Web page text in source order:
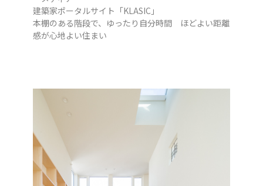
建築家ポータルサイト「KLASIC」
本棚のある階段で、ゆったり自分時間 ほどよい距離
感が心地よい住まい